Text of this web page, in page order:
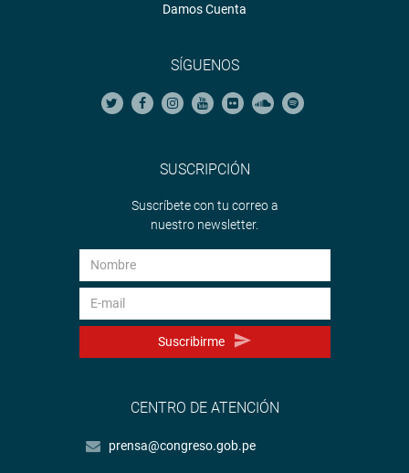
Damos Cuenta
SÍGUENOS
SUSCRIPCIÓN
Suscríbete con tu correo a
nuestro newsletter.
Suscribirme
CENTRO DE ATENCIÓN
prensa@congreso.gob.pe